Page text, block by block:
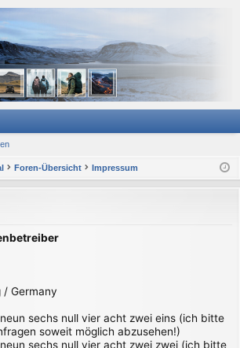
Foren-Übersicht Impressum
/ Germany
sechs null vier acht zwei eins (ich bitte
soweit möglich abzusehen!)
sechs null vier acht zwei zwei (ich bitte